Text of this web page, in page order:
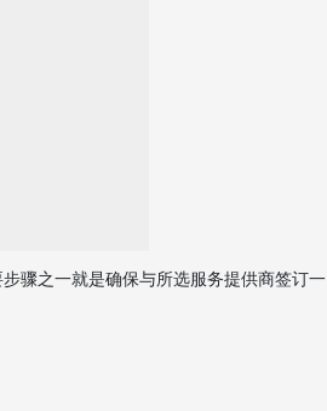
骤之一就是确保与所选服务提供商签订一